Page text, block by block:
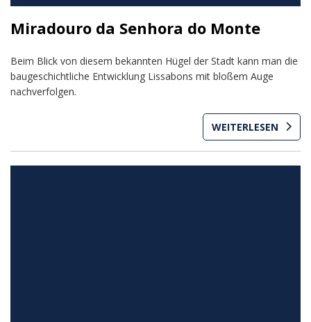
Miradouro da Senhora do Monte
Beim Blick von diesem bekannten Hügel der Stadt kann man die
baugeschichtliche Entwicklung Lissabons mit bloßem Auge
nachverfolgen.
WEITERLESEN